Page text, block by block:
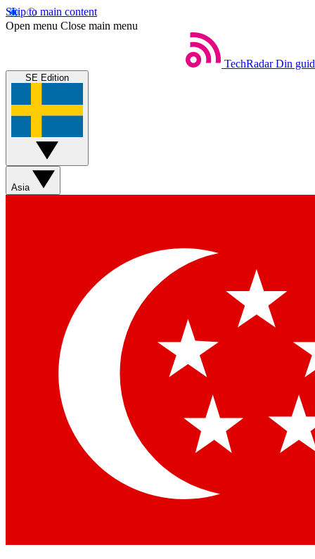
Skip to main content
Open menu Close main menu
TechRadar Din
SE Edition
Asia